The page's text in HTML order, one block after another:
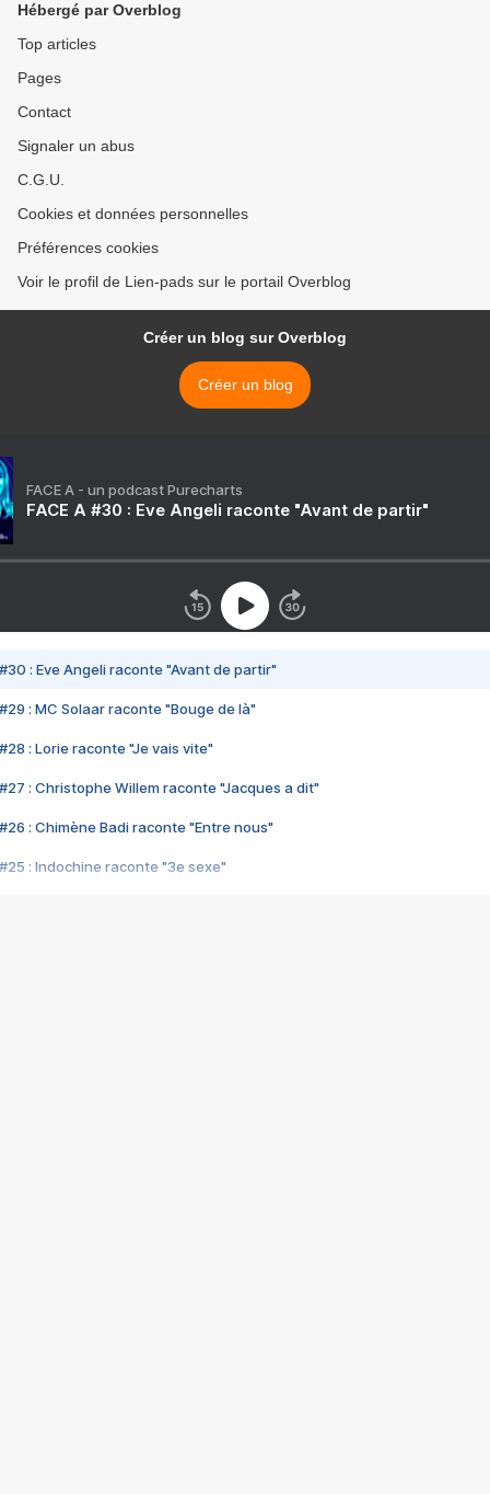
Hébergé par Overblog
Top articles
Pages
Contact
Signaler un abus
C.G.U.
Cookies et données personnelles
Préférences cookies
Voir le profil de Lien-pads sur le portail Overblog
Créer un blog sur Overblog
Créer un blog
FACE A - un podcast Purecharts
FACE A #30 : Eve Angeli raconte "Avant de partir"
#30 : Eve Angeli raconte "Avant de partir"
#29 : MC Solaar raconte "Bouge de là"
#28 : Lorie raconte "Je vais vite"
#27 : Christophe Willem raconte "Jacques a dit"
#26 : Chimène Badi raconte "Entre nous"
#25 : Indochine raconte "3e sexe"